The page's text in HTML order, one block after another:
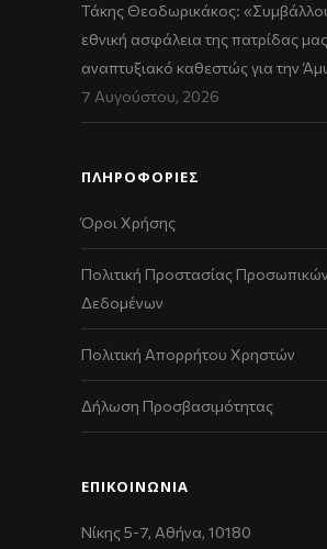
Τάκης Θεοδωρικάκος:
εθνική ασφάλεια της πατρίδας
αναπτυξιακό καθεστώς για την
7 Αυγούστου, 2026
ΠΛΗΡΟΦΟΡΙΕΣ
Όροι Χρήσης
Πολιτική Προστασίας Προσωπικών
Δεδομένων
Πολιτική Απορρήτου Χρηστών
Δήλωση Προσβασιμότητας
ΕΠΙΚΟΙΝΩΝΊΑ
Νίκης 5-7, Αθήνα, 10180